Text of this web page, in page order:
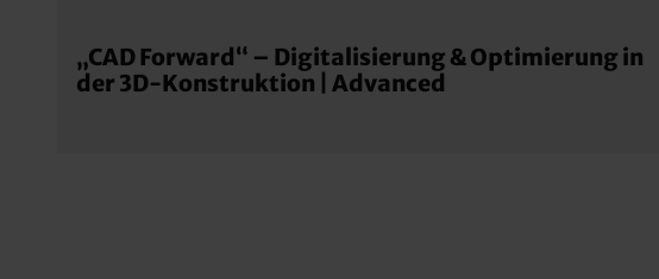
„CAD Forward“ – Digitalisierung & Optimierung in
der 3D-Konstruktion | Advanced